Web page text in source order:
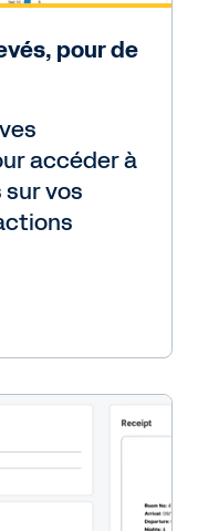
pour de
accéder à
vos